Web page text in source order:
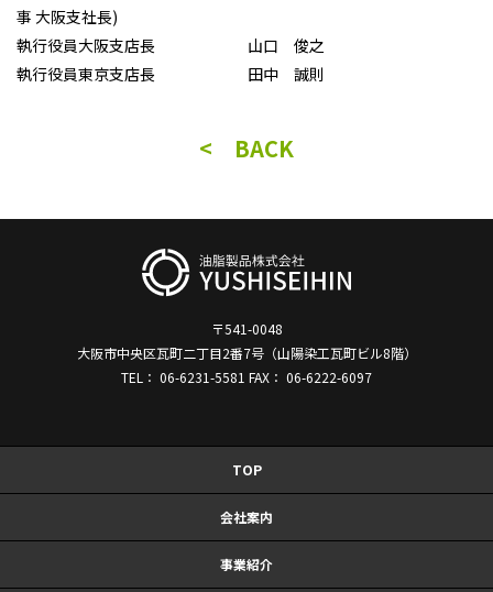
事 大阪支社長)
執行役員大阪支店長 山口 俊之
執行役員東京支店長 田中 誠則
< BACK
〒541-0048
大阪市中央区瓦町二丁目2番7号（山陽染工瓦町ビル8階）
TEL： 06-6231-5581 FAX： 06-6222-6097
TOP
会社案内
事業紹介